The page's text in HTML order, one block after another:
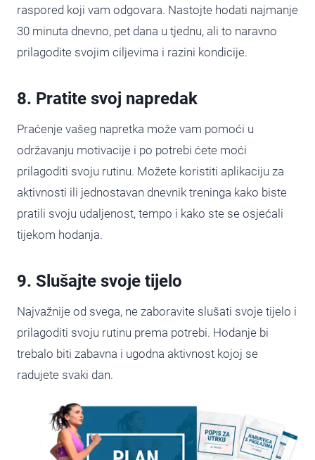
raspored koji vam odgovara. Nastojte hodati najmanje
30 minuta dnevno, pet dana u tjednu, ali to naravno
prilagodite svojim ciljevima i razini kondicije.
8. Pratite svoj napredak
Praćenje vašeg napretka može vam pomoći u
održavanju motivacije i po potrebi ćete moći
prilagoditi svoju rutinu. Možete koristiti aplikaciju za
aktivnosti ili jednostavan dnevnik treninga kako biste
pratili svoju udaljenost, tempo i kako ste se osjećali
tijekom hodanja.
9. Slušajte svoje tijelo
Najvažnije od svega, ne zaboravite slušati svoje tijelo i
prilagoditi svoju rutinu prema potrebi. Hodanje bi
trebalo biti zabavna i ugodna aktivnost kojoj se
radujete svaki dan.